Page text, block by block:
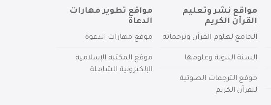
مواقع نشر وتعليم
القرآن الكريم
الجامع لعلوم القرآن وترجماته
السنة النبوية وعلومها
موقع الترجمات الصوتية
للقرآن الكريم
مواقع تطوير مهارات
الدعاة
موقع مهارات الدعوة
موقع المكتبة الإسلامية
الإلكترونية الشاملة